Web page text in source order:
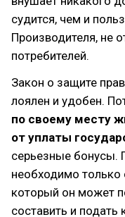
судится, чем и
Производителя, не
потребителей.
Закон о защите
лоялен и удобен.
по своему месту
от уплаты
серьезные бонусы.
необходимо только
который он может
составить и подать